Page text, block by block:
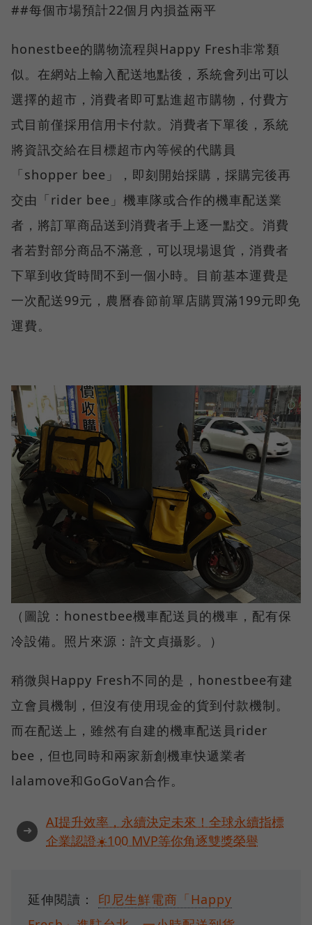
##每個市場預計22個月內損益兩平
honestbee的購物流程與Happy Fresh非常類
似。在網站上輸入配送地點後，系統會列出可以
選擇的超市，消費者即可點進超市購物，付費方
式目前僅採用信用卡付款。消費者下單後，系統
將資訊交給在目標超市內等候的代購員
「shopper bee」，即刻開始採購，採購完後再
交由「rider bee」機車隊或合作的機車配送業
者，將訂單商品送到消費者手上逐一點交。消費
者若對部分商品不滿意，可以現場退貨，消費者
下單到收貨時間不到一個小時。目前基本運費是
一次配送99元，農曆春節前單店購買滿199元即免
運費。
（圖說：honestbee機車配送員的機車，配有保
冷設備。照片來源：許文貞攝影。）
稍微與Happy Fresh不同的是，honestbee有建
立會員機制，但沒有使用現金的貨到付款機制。
而在配送上，雖然有自建的機車配送員rider
bee，但也同時和兩家新創機車快遞業者
lalamove和GoGoVan合作。
➜
AI提升效率，永續決定未來！全球永續指標
企業認證☀️100 MVP等你角逐雙獎榮譽
延伸閱讀： 印尼生鮮電商「Happy